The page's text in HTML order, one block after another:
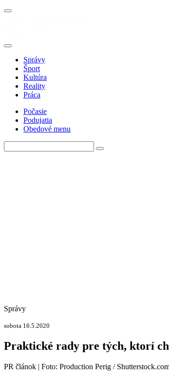
Správy
Šport
Kultúra
Reality
Práca
Počasie
Podujatia
Obedové menu
Správy
sobota 16.5.2020
Praktické rady pre tých, ktorí
PR článok | Foto: Production Perig /